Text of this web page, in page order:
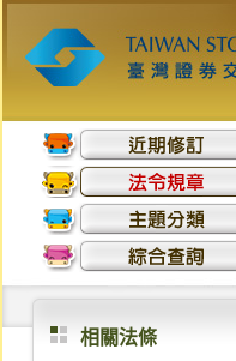
相關法條